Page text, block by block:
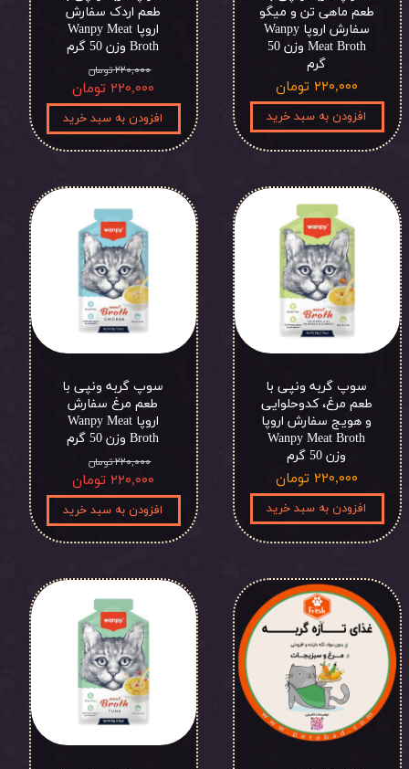
طعم ماهی تن و میگو
سفارش اروپا Wanpy
Meat Broth وزن 50
گرم
۲۲۰,۰۰۰ تومان
افزودن به سبد خرید
طعم اردک سفارش
اروپا Wanpy Meat
Broth وزن 50 گرم
۲۲۰,۰۰۰ تومان
۲۲۰,۰۰۰ تومان
افزودن به سبد خرید
سوپ گربه ونپی با
طعم مرغ، کدوحلوایی
و هویج سفارش اروپا
Wanpy Meat Broth
وزن 50 گرم
۲۲۰,۰۰۰ تومان
افزودن به سبد خرید
سوپ گربه ونپی با
طعم مرغ سفارش
اروپا Wanpy Meat
Broth وزن 50 گرم
۲۲۰,۰۰۰ تومان
۲۲۰,۰۰۰ تومان
افزودن به سبد خرید